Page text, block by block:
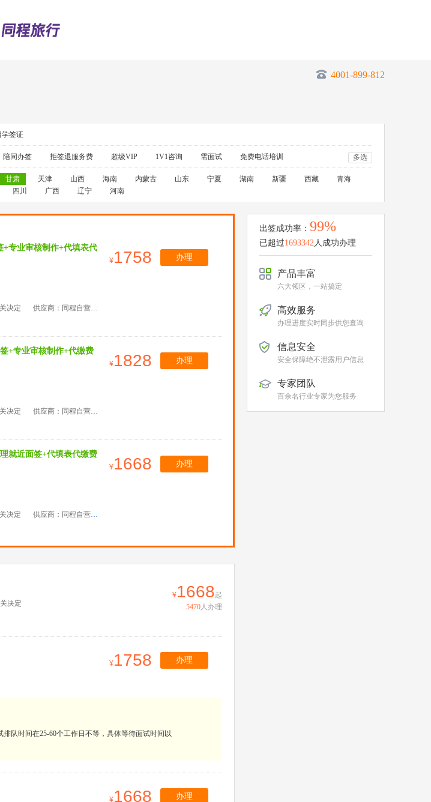
4001-899-812
学签证
陪同办签 拒签退服务费 超级VIP 1V1咨询 需面试 免费电话培训 多选
甘肃 天津 山西 海南 内蒙古 山东 宁夏 湖南 新疆 西藏
青海
四川 广西 辽宁 河南
+专业审核制作+代填表代
决定
供应商：同程自营
1758 办理
+专业审核制作+代缴费
决定
供应商：同程自营
1828 办理
就近面签+代填表代缴费
决定
供应商：同程自营
1668 办理
决定
1668起
5470人办理
1758 办理
队时间在25-60个工作日不等，具体等待面试时间以
1668 办理
出签成功率： 99%
已超过1693342人成功办理
产品丰富
六大领区，一站搞定
高效服务
办理进度实时同步供您查询
信息安全
安全保障绝不泄露用户信息
专家团队
百余名行业专家为您服务